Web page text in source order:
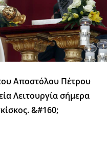
Αποστόλου Πέτρου
Λειτουργία σήμερα
&#160;